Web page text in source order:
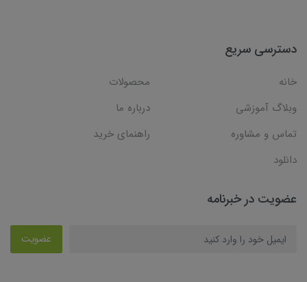
دسترسی سریع
خانه
محصولات
وبلاگ آموزشی
درباره ما
تماس و مشاوره
راهنمای خرید
دانلود
عضویت در خبرنامه
عضویت